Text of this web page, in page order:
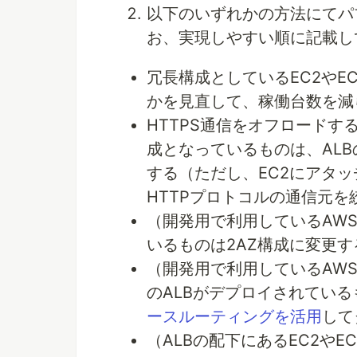
以下のいずれかの方法にて
お、実現しやすい順に記載
冗長構成としているEC2や
かを見直して、稼働台数を
HTTPS通信をオフロードす
成となっているものは、
する（ただし、EC2にアタ
HTTPプロトコルの通信元を
（開発用で利用している
いるものは2AZ構成に変更す
（開発用で利用している
のALBがデプロイされてい
ースルーティングを活用 し
（ALBの配下にあるEC2や